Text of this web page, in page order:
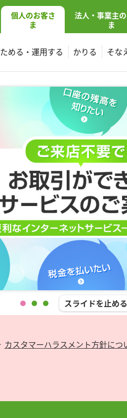
個人のお客さ
ま
法人・事業主の
ま
ためる・運用する かりる そな
スライドを止める
カスタマーハラスメント方針につ
サポート詐欺にご注意く